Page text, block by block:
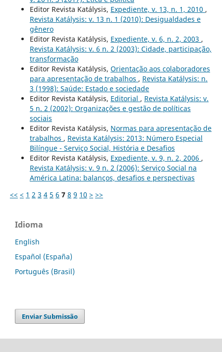
Editor Revista Katálysis, Expediente, v. 13, n. 1, 2010 ,
Revista Katálysis: v. 13 n. 1 (2010): Desigualdades e
gênero
Editor Revista Katálysis, Expediente, v. 6, n. 2, 2003 ,
Revista Katálysis: v. 6 n. 2 (2003): Cidade, participação,
transformação
Editor Revista Katálysis, Orientação aos colaboradores
para apresentação de trabalhos , Revista Katálysis: n.
3 (1998): Saúde: Estado e sociedade
Editor Revista Katálysis, Editorial , Revista Katálysis: v.
5 n. 2 (2002): Organizações e gestão de políticas
sociais
Editor Revista Katálysis, Normas para apresentação de
trabalhos , Revista Katálysis: 2013: Número Especial
Bilíngue - Serviço Social, História e Desafios
Editor Revista Katálysis, Expediente, v. 9, n. 2, 2006 ,
Revista Katálysis: v. 9 n. 2 (2006): Serviço Social na
América Latina: balanços, desafios e perspectivas
<< < 1 2 3 4 5 6 7 8 9 10 > >>
Idioma
English
Español (España)
Português (Brasil)
Enviar Submissão